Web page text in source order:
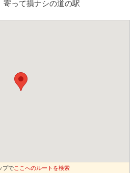
寄って損ナシの道の駅
プでここへのルートを検索